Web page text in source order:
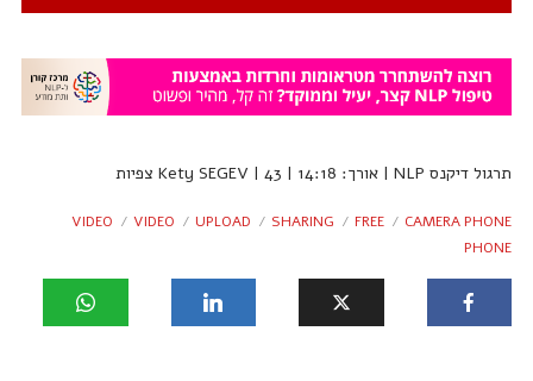
תרגול דיקנס NLP | אורך: 14:18 | Kety SEGEV | 43 צפיות
CAMERA PHONE
FREE
SHARING
UPLOAD
VIDEO
VIDEO
PHONE